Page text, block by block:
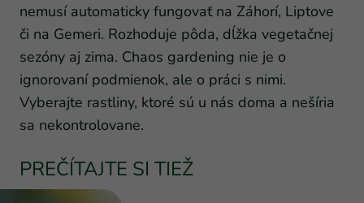
nemusí automaticky fungovať na Záhorí, Liptove
či na Gemeri. Rozhoduje pôda, dĺžka vegetačnej
sezóny aj zima. Chaos gardening nie je o
ignorovaní podmienok, ale o práci s nimi.
Vyberajte rastliny, ktoré sú u nás doma a nešíria
sa nekontrolovane.
PREČÍTAJTE SI TIEŽ